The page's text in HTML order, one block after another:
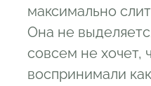
максимально
Она не
совсем не хочет,
воспринимали